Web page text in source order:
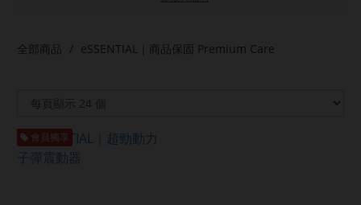
全部商品 eSSENTIAL｜商品保固 Premium Care
會員獨享